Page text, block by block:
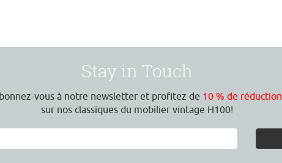
Stay in Touch
vous à notre newsletter et profitez de 10 % de réduction
sur nos classiques du mobilier vintage H100!